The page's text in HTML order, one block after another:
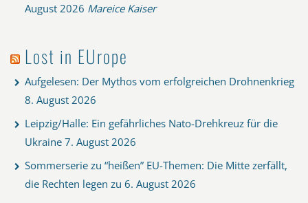
August 2026 Mareice Kaiser
Lost in EUrope
Aufgelesen: Der Mythos vom erfolgreichen Drohnenkrieg
8. August 2026
Leipzig/Halle: Ein gefährliches Nato-Drehkreuz für die
Ukraine 7. August 2026
Sommerserie zu “heißen” EU-Themen: Die Mitte zerfällt,
die Rechten legen zu 6. August 2026